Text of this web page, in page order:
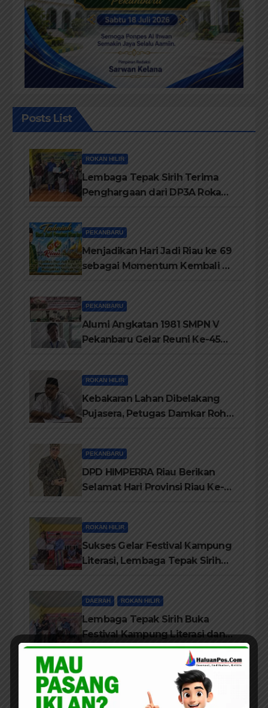
Posts List
ROKAN HILIR
Lembaga Tepak Sirih Terima
Penghargaan dari DP3A Rokan
PEKANBARU
Menjadikan Hari Jadi Riau ke 69
sebagai Momentum Kembali ke
PEKANBARU
Alumi Angkatan 1981 SMPN V
Pekanbaru Gelar Reuni Ke-45
ROKAN HILIR
Kebakaran Lahan Dibelakang
Pujasera, Petugas Damkar Rohil
PEKANBARU
DPD HIMPERRA Riau Berikan
Selamat Hari Provinsi Riau Ke-
ROKAN HILIR
Sukses Gelar Festival Kampung
Literasi, Lembaga Tepak Sirih
DAERAH ROKAN HILIR
Lembaga Tepak Sirih Buka
Festival Kampung Literasi dan
Pelatihan Penguatan
TBM/Perpustakaan Desa 2026
PEKANBARU
Bedah Buku Suku Asli Anak